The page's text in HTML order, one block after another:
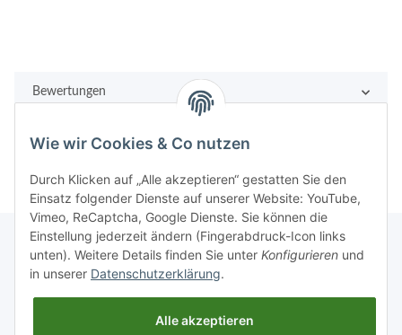
Bewertungen
Rechtliches
Wie wir Cookies & Co nutzen
Durch Klicken auf „Alle akzeptieren“ gestatten Sie den
Einsatz folgender Dienste auf unserer Website: YouTube,
Vimeo, ReCaptcha, Google Dienste. Sie können die
Einstellung jederzeit ändern (Fingerabdruck-Icon links
unten). Weitere Details finden Sie unter Konfigurieren und
in unserer Datenschutzerklärung.
Alle akzeptieren